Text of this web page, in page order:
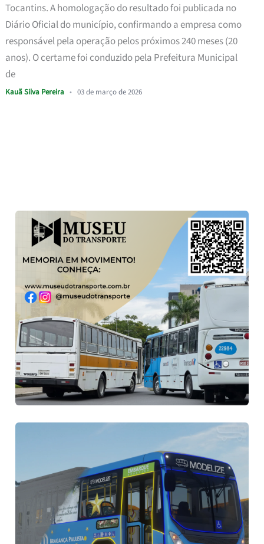
Tocantins. A homologação do resultado foi publicada no
Diário Oficial do município, confirmando a empresa como
responsável pela operação pelos próximos 240 meses (20
anos). O certame foi conduzido pela Prefeitura Municipal
de
Kauã Silva Pereira • 03 de março de 2026